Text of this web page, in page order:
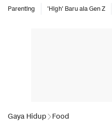
Parenting 'High' Baru ala Gen Z
Gaya Hidup Food